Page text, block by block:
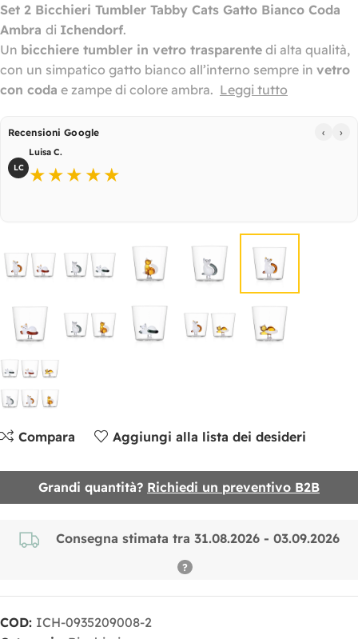
Set 2 Bicchieri Tumbler Tabby Cats Gatto Bianco Coda
Ambra di Ichendorf.
Un bicchiere tumbler in vetro trasparente di alta qualità,
con un simpatico gatto bianco all’interno sempre in vetro
con coda e zampe di colore ambra. Leggi tutto
Recensioni Google ‹ ›
LC
Luisa C.
★★★★★
Compara Aggiungi alla lista dei desideri
Grandi quantità? Richiedi un preventivo B2B
Consegna stimata tra 31.08.2026 - 03.09.2026
COD: ICH-0935209008-2